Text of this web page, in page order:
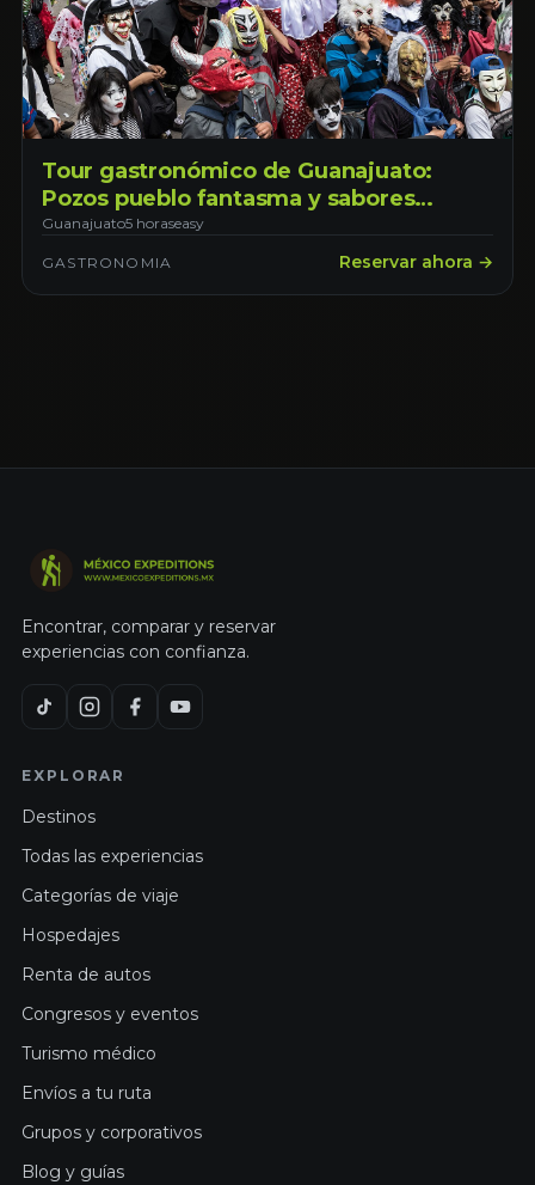
Tour gastronómico de Guanajuato:
Pozos pueblo fantasma y sabores
locales
Guanajuato5 horaseasy
GASTRONOMIA Reservar ahora →
Encontrar, comparar y reservar
experiencias con confianza.
EXPLORAR
Destinos
Todas las experiencias
Categorías de viaje
Hospedajes
Renta de autos
Congresos y eventos
Turismo médico
Envíos a tu ruta
Grupos y corporativos
Blog y guías